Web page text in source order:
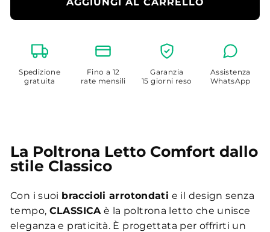
Spedizione
gratuita
Fino a 12
rate mensili
Garanzia
15 giorni reso
Assistenza
WhatsApp
La Poltrona Letto Comfort dallo
stile Classico
Con i suoi braccioli arrotondati e il design senza
tempo, CLASSICAè la poltrona letto che unisce
eleganza e praticità. È progettata per offrirti un